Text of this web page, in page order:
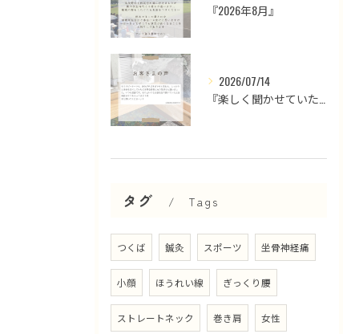
『2026年8月』
2026/07/14
タグ Tags
つくば 鍼灸 スポーツ 坐骨神経痛
小顔 ほうれい線 ぎっくり腰
ストレートネック 巻き肩 女性